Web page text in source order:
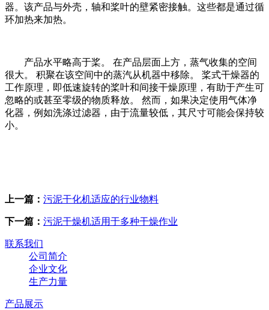
器。该产品与外壳，轴和桨叶的壁紧密接触。这些都是通过循
环加热来加热。
产品水平略高于桨。 在产品层面上方，蒸气收集的空间
很大。 积聚在该空间中的蒸汽从机器中移除。 桨式干燥器的
工作原理，即低速旋转的桨叶和间接干燥原理，有助于产生可
忽略的或甚至零级的物质释放。 然而，如果决定使用气体净
化器，例如洗涤过滤器，由于流量较低，其尺寸可能会保持较
小。
上一篇： 污泥干化机适应的行业物料
下一篇： 污泥干燥机适用于多种干燥作业
联系我们
公司简介
企业文化
生产力量
产品展示